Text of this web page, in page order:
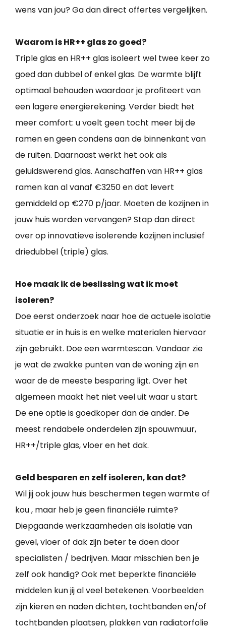
wens van jou? Ga dan direct offertes vergelijken.
Waarom is HR++ glas zo goed?
Triple glas en HR++ glas isoleert wel twee keer zo
goed dan dubbel of enkel glas. De warmte blijft
optimaal behouden waardoor je profiteert van
een lagere energierekening. Verder biedt het
meer comfort: u voelt geen tocht meer bij de
ramen en geen condens aan de binnenkant van
de ruiten. Daarnaast werkt het ook als
geluidswerend glas. Aanschaffen van HR++ glas
ramen kan al vanaf €3250 en dat levert
gemiddeld op €270 p/jaar. Moeten de kozijnen in
jouw huis worden vervangen? Stap dan direct
over op innovatieve isolerende kozijnen inclusief
driedubbel (triple) glas.
Hoe maak ik de beslissing wat ik moet
isoleren?
Doe eerst onderzoek naar hoe de actuele isolatie
situatie er in huis is en welke materialen hiervoor
zijn gebruikt. Doe een warmtescan. Vandaar zie
je wat de zwakke punten van de woning zijn en
waar de de meeste besparing ligt. Over het
algemeen maakt het niet veel uit waar u start.
De ene optie is goedkoper dan de ander. De
meest rendabele onderdelen zijn spouwmuur,
HR++/triple glas, vloer en het dak.
Geld besparen en zelf isoleren, kan dat?
Wil jij ook jouw huis beschermen tegen warmte of
kou , maar heb je geen financiële ruimte?
Diepgaande werkzaamheden als isolatie van
gevel, vloer of dak zijn beter te doen door
specialisten / bedrijven. Maar misschien ben je
zelf ook handig? Ook met beperkte financiële
middelen kun jij al veel betekenen. Voorbeelden
zijn kieren en naden dichten, tochtbanden en/of
tochtbanden plaatsen, plakken van radiatorfolie